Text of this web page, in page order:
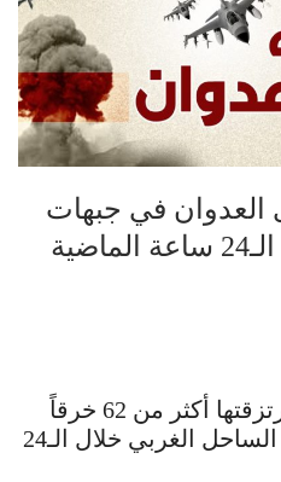
لقوى العدوان في جبهات
ارتكبت قوى العدوان ومرتزقتها أكثر من 62 خرقاً
لاتفاق التهدئة في جبهات الساحل الغربي خلال الـ24